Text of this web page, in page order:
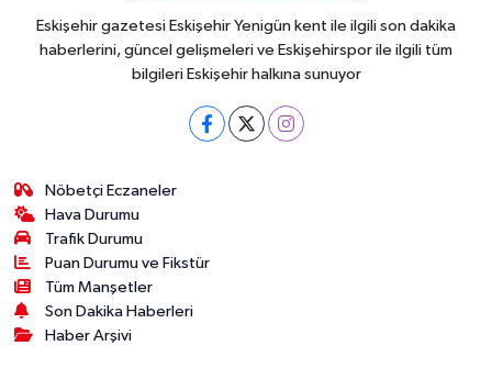
Eskişehir gazetesi Eskişehir Yenigün kent ile ilgili son dakika
haberlerini, güncel gelişmeleri ve Eskişehirspor ile ilgili tüm
bilgileri Eskişehir halkına sunuyor
Nöbetçi Eczaneler
Hava Durumu
Trafik Durumu
Puan Durumu ve Fikstür
Tüm Manşetler
Son Dakika Haberleri
Haber Arşivi